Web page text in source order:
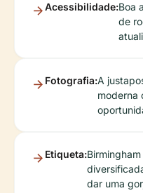
Acessibilidade:Boa
de
Fotografia:A
moderna
Etiqueta:
dar uma